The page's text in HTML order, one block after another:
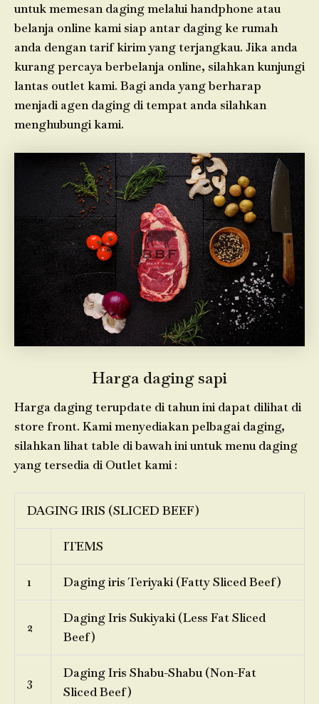
untuk memesan daging melalui handphone atau
belanja online kami siap antar daging ke rumah
anda dengan tarif kirim yang terjangkau. Jika anda
kurang percaya berbelanja online, silahkan kunjungi
lantas outlet kami. Bagi anda yang berharap
menjadi agen daging di tempat anda silahkan
menghubungi kami.
Harga daging sapi
Harga daging terupdate di tahun ini dapat dilihat di
store front. Kami menyediakan pelbagai daging,
silahkan lihat table di bawah ini untuk menu daging
yang tersedia di Outlet kami :
DAGING IRIS (SLICED BEEF)
ITEMS
1 Daging iris Teriyaki (Fatty Sliced Beef)
2
Daging Iris Sukiyaki (Less Fat Sliced
Beef)
3
Daging Iris Shabu-Shabu (Non-Fat
Sliced Beef)